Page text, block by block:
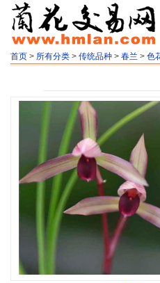
首页 > 所有分类 > 传统品种 > 春兰 > 色